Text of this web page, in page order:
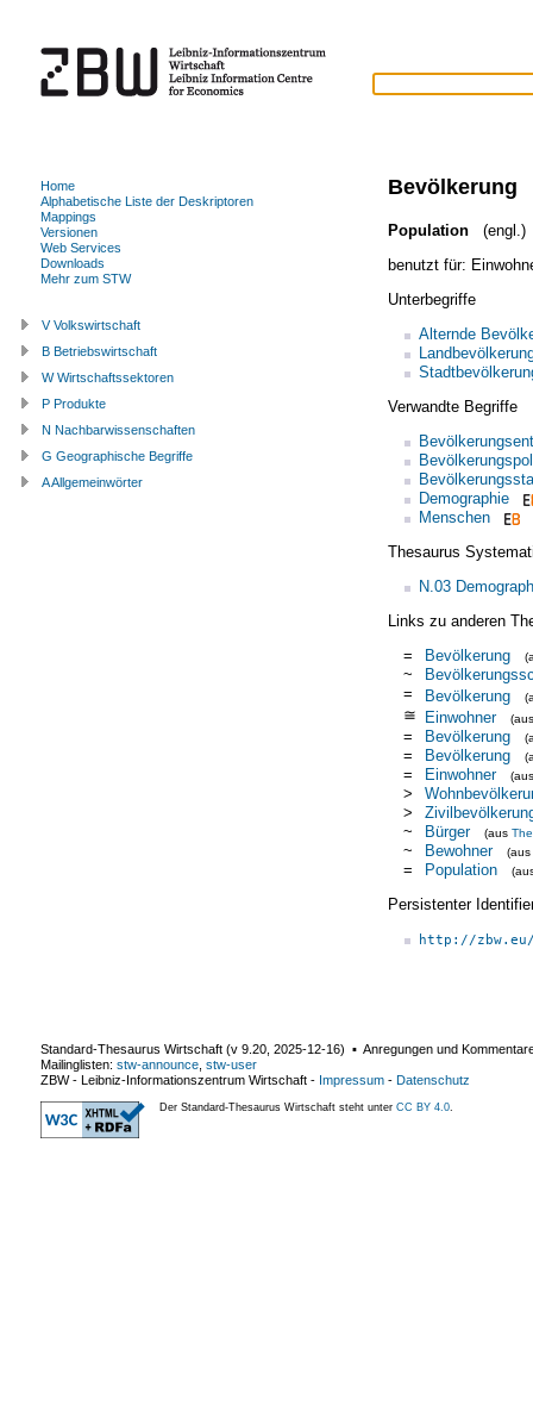
Bevölkerung
Population
(engl.)
benutzt für:
Unterbegriffe
Alternde
Verwandte Begriffe
Demographie
Menschen
Thesaurus
N.03
Links zu anderen
=
Bevölkerung
~
=
Bevölkerung
≅ Einwohner
= Bevölkerung
= Bevölkerung
= Einwohner
>
>
~
Bürger (aus
~ Bewohner (aus
= Population
Persistenter
http://
Home
Alphabetische Liste der Deskriptoren
Mappings
Versionen
Web Services
Downloads
Mehr zum STW
V Volkswirtschaft
B Betriebswirtschaft
W Wirtschaftssektoren
P Produkte
N Nachbarwissenschaften
G Geographische Begriffe
A Allgemeinwörter
Standard-Thesaurus Wirtschaft (v 9.20 2025-12-16) ▪ Anregungen und
Mailinglisten: stw-announce stw-user
ZBW - Leibniz-Informationszentrum Wirtschaft - Impressum - Datenschutz
Der Standard-Thesaurus Wirtschaft steht unter CC BY 4.0